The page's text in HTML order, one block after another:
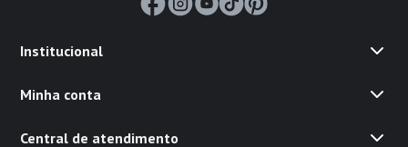
Institucional
Minha conta
Central de atendimento